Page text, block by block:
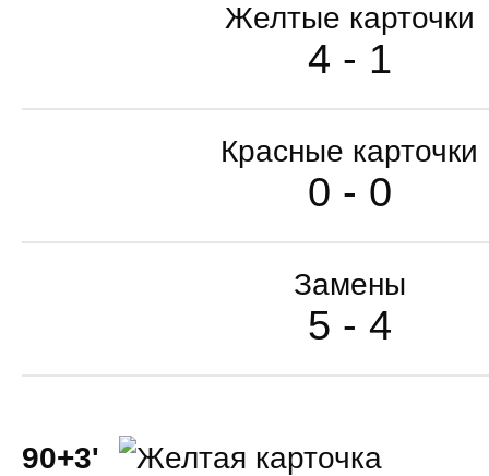
Желтые карточки
4 - 1
Красные карточки
0 - 0
Замены
5 - 4
90+3'